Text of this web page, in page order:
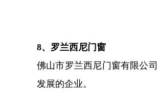
8、罗兰西尼门窗
佛山市罗兰西尼门窗有限公
发展的企业。